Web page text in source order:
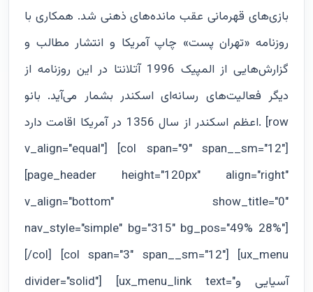
بازی‌های قهرمانی عقب مانده‌های ذهنی شد. همکاری با
روزنامه «تهران پست» چاپ آمریکا و انتشار مطالب و
گزارش‌هایی از المپیک 1996 آتلانتا در این روزنامه از
دیگر فعالیت‌های رسانه‌ای اسکندر بشمار می‌آید. بانو
اعظم اسکندر از سال 1356 در آمریکا اقامت دارد. [row
v_align="equal"] [col span="9" span__sm="12"]
[page_header height="120px" align="right"
v_align="bottom" show_title="0"
nav_style="simple" bg="315" bg_pos="49% 28%"]
[/col] [col span="3" span__sm="12"] [ux_menu
divider="solid"] [ux_menu_link text="آسيايى و